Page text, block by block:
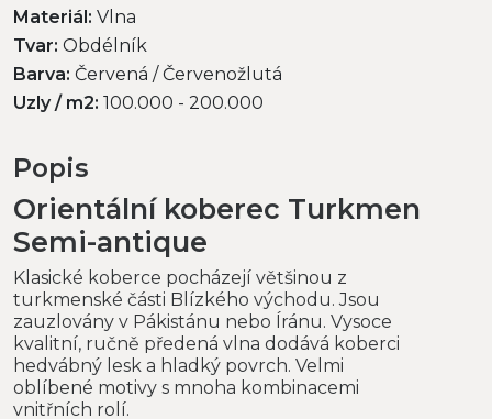
Materiál: Vlna
Tvar: Obdélník
Barva: Červená / Červenožlutá
Uzly / m2: 100.000 - 200.000
Popis
Orientální koberec Turkmen
Semi-antique
Klasické koberce pocházejí většinou z
turkmenské části Blízkého východu. Jsou
zauzlovány v Pákistánu nebo Íránu. Vysoce
kvalitní, ručně předená vlna dodává koberci
hedvábný lesk a hladký povrch. Velmi
oblíbené motivy s mnoha kombinacemi
vnitřních rolí.